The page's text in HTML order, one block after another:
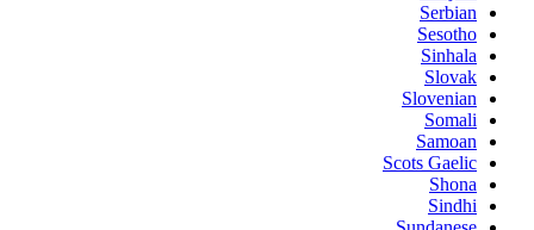
Serbian
Sesotho
Sinhala
Slovak
Slovenian
Somali
Samoan
Scots Gaelic
Shona
Sindhi